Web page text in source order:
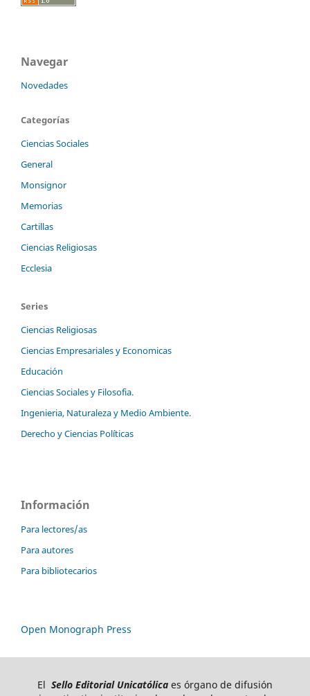
Navegar
Novedades
Categorías
Ciencias Sociales
General
Monsignor
Memorias
Cartillas
Ciencias Religiosas
Ecclesia
Series
Ciencias Religiosas
Ciencias Empresariales y Economicas
Educación
Ciencias Sociales y Filosofia.
Ingenieria, Naturaleza y Medio Ambiente.
Derecho y Ciencias Políticas
Información
Para lectores/as
Para autores
Para bibliotecarios
Open Monograph Press
El Sello Editorial Unicatólica es órgano de difusión